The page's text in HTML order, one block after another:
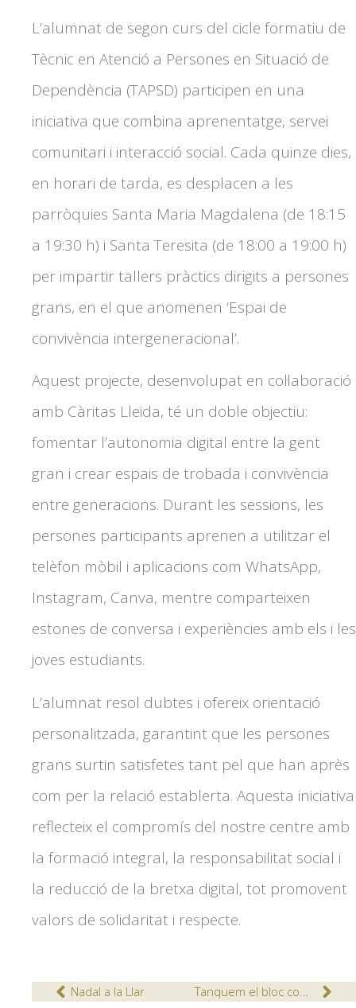
L’alumnat de segon curs del cicle formatiu de
Tècnic en Atenció a Persones en Situació de
Dependència (TAPSD) participen en una
iniciativa que combina aprenentatge, servei
comunitari i interacció social. Cada quinze dies,
en horari de tarda, es desplacen a les
parròquies Santa Maria Magdalena (de 18:15
a 19:30 h) i Santa Teresita (de 18:00 a 19:00 h)
per impartir tallers pràctics dirigits a persones
grans, en el que anomenen ‘Espai de
convivència intergeneracional’.
Aquest projecte, desenvolupat en col·laboració
amb Càritas Lleida, té un doble objectiu:
fomentar l’autonomia digital entre la gent
gran i crear espais de trobada i convivència
entre generacions. Durant les sessions, les
persones participants aprenen a utilitzar el
telèfon mòbil i aplicacions com WhatsApp,
Instagram, Canva, mentre comparteixen
estones de conversa i experiències amb els i les
joves estudiants.
L’alumnat resol dubtes i ofereix orientació
personalitzada, garantint que les persones
grans surtin satisfetes tant pel que han après
com per la relació establerta. Aquesta iniciativa
reflecteix el compromís del nostre centre amb
la formació integral, la responsabilitat social i
la reducció de la bretxa digital, tot promovent
valors de solidaritat i respecte.
Nadal a la Llar Tanquem el bloc comú al cicle de salvament i socorrisme